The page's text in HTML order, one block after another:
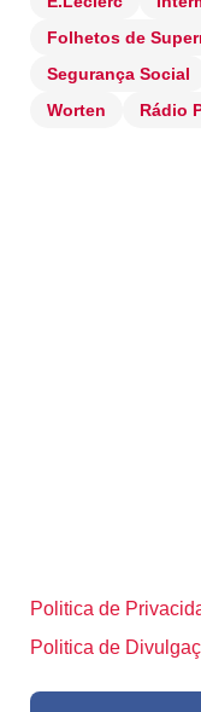
Folhetos de
Segurança Social
Worten
Rádio
Politica de
Politica de